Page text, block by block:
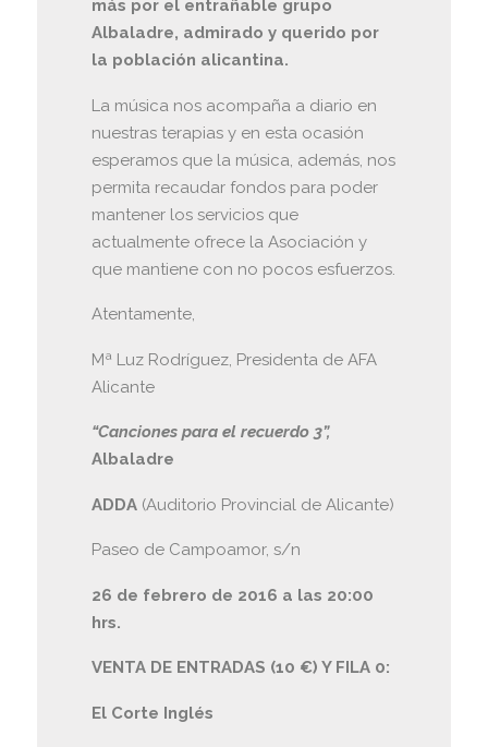
más por el entrañable grupo
Albaladre, admirado y querido por
la población alicantina.
La música nos acompaña a diario en
nuestras terapias y en esta ocasión
esperamos que la música, además, nos
permita recaudar fondos para poder
mantener los servicios que
actualmente ofrece la Asociación y
que mantiene con no pocos esfuerzos.
Atentamente,
Mª Luz Rodríguez, Presidenta de AFA
Alicante
“Canciones para el recuerdo 3”,
Albaladre
ADDA(Auditorio Provincial de Alicante)
Paseo de Campoamor, s/n
26 de febrero de 2016 a las 20:00
hrs.
VENTA DE ENTRADAS (10 €) Y FILA 0:
El Corte Inglés